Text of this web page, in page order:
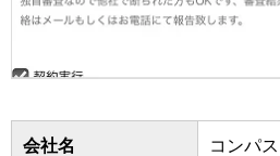
会社名 コンパス